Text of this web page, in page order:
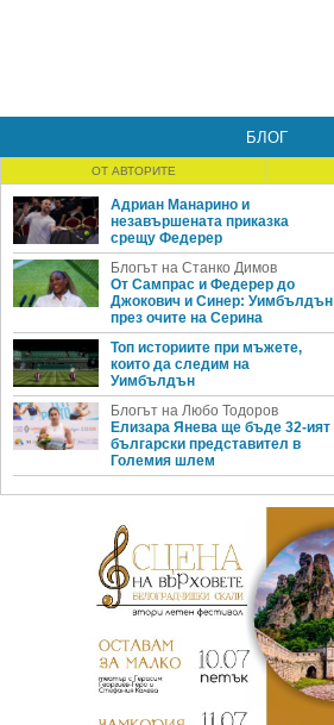
БЛОГ
ОТ АВТОРИТЕ
Адриан Манарино и
незавършената приказка
срещу Федерер
Блогът на Станко Димов
От Сампрас и Федерер до
Джокович и Синер: Уимбълдън
през очите на Серина
Топ историите при мъжете,
които да следим на
Уимбълдън
Блогът на Любо Тодоров
Елизара Янева ще бъде 32-ият
български представител в
Големия шлем